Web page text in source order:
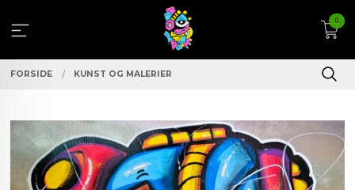
innholdet
0
FORSIDE KUNST OG MALERIER